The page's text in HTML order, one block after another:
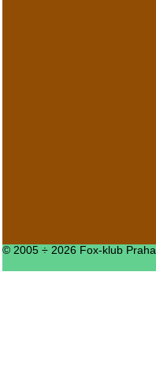
© 2005 ÷ 2026 Fox-klub Praha